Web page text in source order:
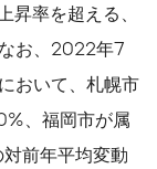
昇率を超える、
お、2022年7
おいて、札幌市
、福岡市が属
前年平均変動